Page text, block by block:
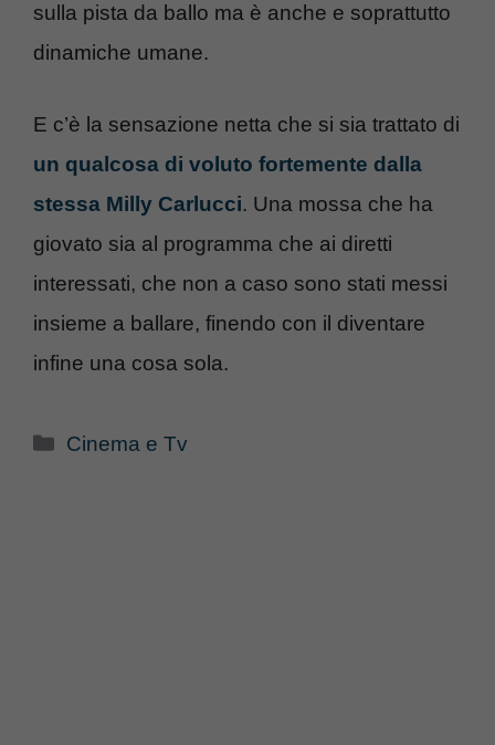
sulla pista da ballo ma è anche e soprattutto
dinamiche umane.
E c’è la sensazione netta che si sia trattato di
un qualcosa di voluto fortemente dalla
stessa Milly Carlucci. Una mossa che ha
giovato sia al programma che ai diretti
interessati, che non a caso sono stati messi
insieme a ballare, finendo con il diventare
infine una cosa sola.
Categorie
Cinema e Tv